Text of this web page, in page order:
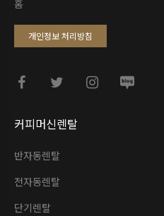
커피머신렌탈
반자동렌탈
전자동렌탈
단기렌탈
홈
개인정보 처리방침